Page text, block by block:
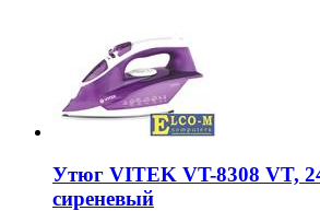
Утюг VITEK VT-8308 VT,
сиреневый